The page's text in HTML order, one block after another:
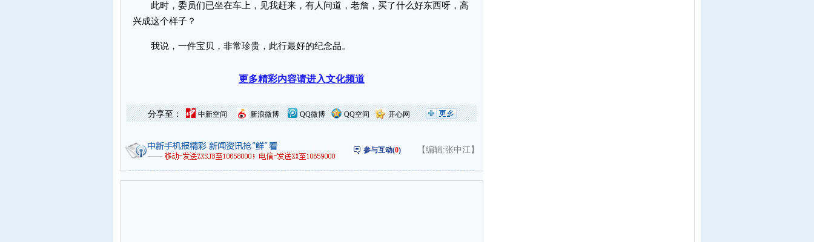
此时，委员们已坐在车上，见我赶来，有人问道，老詹，买了什么好东西呀，高
兴成这个样子？
我说，一件宝贝，非常珍贵，此行最好的纪念品。
更多精彩内容请进入文化频道
开心网
QQ空间
QQ微博
新浪微博
中新空间
分享至：
参与互动(0) 【编辑:张中江】